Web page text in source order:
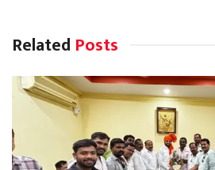
Related Posts